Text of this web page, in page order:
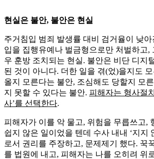
현실은 불안, 불안은 현실
주거침입 범죄 발생률 대비 검거율이 낮
입을 집행유예나 벌금형으로만 처벌하고,
우 훈방 조치되는 현실. 불안은 비단 디지
된 것이 아니다. 더한 일을 겪(었)을지도 모
올지 모른다는 불안, 조심해도 당할지 모
지 못할 수 있다는 불안. 피해자는 형사절
사’를 선택한다.
피해자가 이를 악 물고, 위험을 무릅쓰고,
쉽지 않은 일이었을 텐데 수사 내내 ‘지지
로서 권리를 주장하고, 문제제기 했다. 꾹
를 법원에 내고, 피해자는 나를 오히려 위